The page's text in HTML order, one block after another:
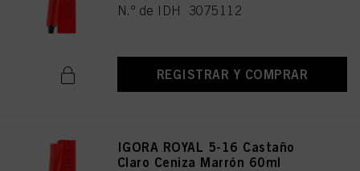
N.º de IDH 3075112
REGISTRAR Y COMPRAR
IGORA ROYAL 5-16 Castaño
Claro Ceniza Marrón 60ml